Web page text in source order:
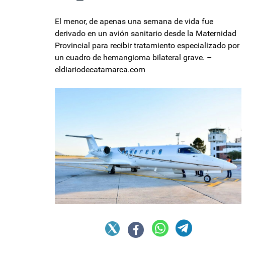
El menor, de apenas una semana de vida fue
derivado en un avión sanitario desde la Maternidad
Provincial para recibir tratamiento especializado por
un cuadro de hemangioma bilateral grave. –
eldiariodecatamarca.com